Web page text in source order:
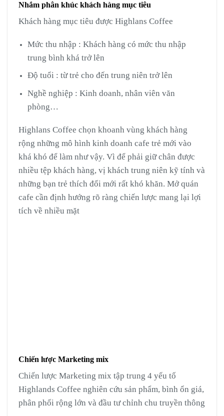
Nhắm phân khúc khách hàng mục tiêu
Khách hàng mục tiêu được Highlans Coffee
Mức thu nhập : Khách hàng có mức thu nhập
trung bình khá trở lên
Độ tuổi : từ trẻ cho đến trung niên trở lên
Nghề nghiệp : Kinh doanh, nhân viên văn
phòng…
Highlans Coffee chọn khoanh vùng khách hàng
rộng những mô hình kinh doanh cafe trẻ mới vào
khá khó để làm như vậy. Vì để phải giữ chân được
nhiều tệp khách hàng, vị khách trung niên kỹ tính và
những bạn trẻ thích đổi mới rất khó khăn. Mở quán
cafe cần định hướng rõ ràng chiến lược mang lại lợi
tích về nhiều mặt
Chiến lược Marketing mix
Chiến lược Marketing mix tập trung 4 yếu tố
Highlands Coffee nghiên cứu sản phẩm, bình ổn giá,
phân phối rộng lớn và đầu tư chỉnh chu truyền thông